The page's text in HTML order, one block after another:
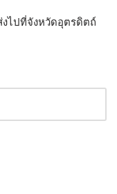
งไปที่จังหวัดอุตรดิตถ์